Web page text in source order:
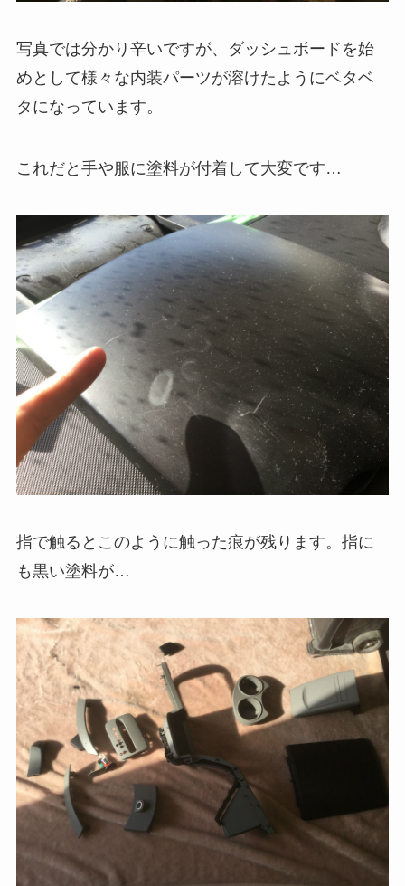
写真では分かり辛いですが、ダッシュボードを始
めとして様々な内装パーツが溶けたようにベタベ
タになっています。
これだと手や服に塗料が付着して大変です…
指で触るとこのように触った痕が残ります。指に
も黒い塗料が…